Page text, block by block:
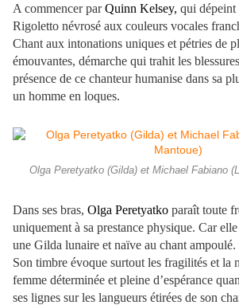
A commencer parQuinn Kelsey, qui
Rigoletto névrosé aux couleurs vocales
Chant aux intonations uniques et pétries de
émouvantes, démarche qui trahit les
présence de ce chanteur humanise dans sa
un homme en loques.
Olga Peretyatko (Gilda) et Michael Fabiano
Dans ses bras, Olga Peretyatko paraît toute
uniquement à sa prestance physique. Car
une Gilda lunaire et naïve au chant ampoulé.
Son timbre évoque surtout les fragilités et la
femme déterminée et pleine d’espérance
ses lignes sur les langueurs étirées de son